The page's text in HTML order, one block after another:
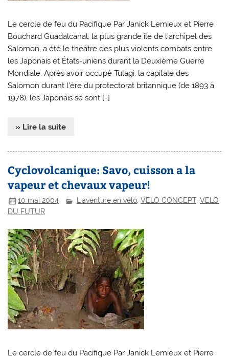
Le cercle de feu du Pacifique Par Janick Lemieux et Pierre
Bouchard Guadalcanal, la plus grande île de l’archipel des
Salomon, a été le théâtre des plus violents combats entre
les Japonais et États-uniens durant la Deuxième Guerre
Mondiale. Après avoir occupé Tulagi, la capitale des
Salomon durant l’ère du protectorat britannique (de 1893 à
1978), les Japonais se sont […]
» Lire la suite
Cyclovolcanique: Savo, cuisson a la
vapeur et chevaux vapeur!
10 mai 2004 L'aventure en vélo,VELO CONCEPT,VELO
DU FUTUR
Le cercle de feu du Pacifique Par Janick Lemieux et Pierre